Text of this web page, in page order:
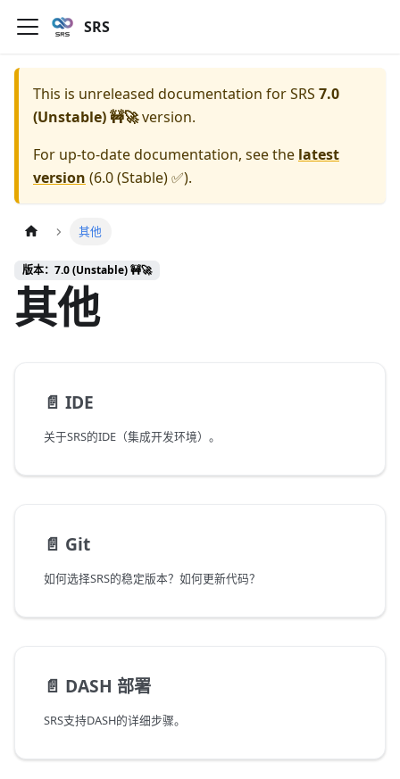
SRS
This is unreleased documentation forSRS 7.0
(Unstable) 🚧🚀version.
For up-to-date documentation, see the latest
version (6.0 (Stable) ✅).
其他
版本：7.0 (Unstable) 🚧🚀
其他
📄️ IDE
关于SRS的IDE（集成开发环境）。
📄️ Git
如何选择SRS的稳定版本？如何更新代码？
📄️ DASH 部署
SRS支持DASH的详细步骤。